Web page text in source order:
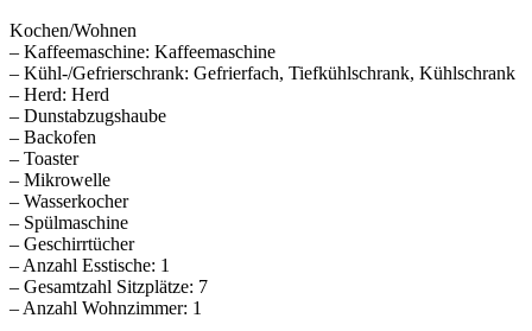
Kochen/Wohnen
– Kaffeemaschine: Kaffeemaschine
– Kühl-/Gefrierschrank: Gefrierfach, Tiefkühlschrank, Kühlschrank
– Herd: Herd
– Dunstabzugshaube
– Backofen
– Toaster
– Mikrowelle
– Wasserkocher
– Spülmaschine
– Geschirrtücher
– Anzahl Esstische: 1
– Gesamtzahl Sitzplätze: 7
– Anzahl Wohnzimmer: 1